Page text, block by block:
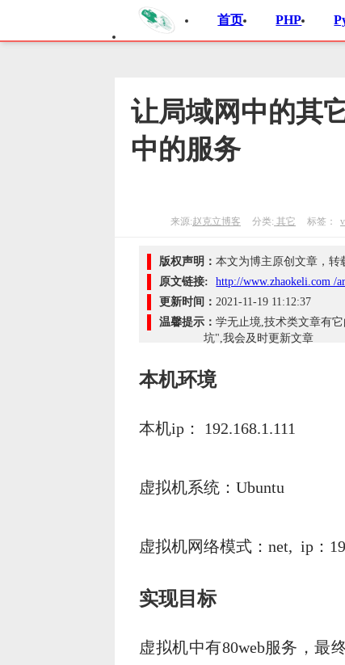
首页 PHP
让局域网中的其
中的服务
来源:赵克立博客 分类: 其它 标签：
版权声明：本文为博主原创文章，转
原文链接:
http://www.zhaokeli.com /
更新时间：2021-11-19 11:12:37
温馨提示：学无止境,技术类文章有
坑",我会及时更新文章
本机环境
本机ip： 192.168.1.111
虚拟机系统：Ubuntu
虚拟机网络模式：net, ip：
实现目标
虚拟机中有80web服务，最